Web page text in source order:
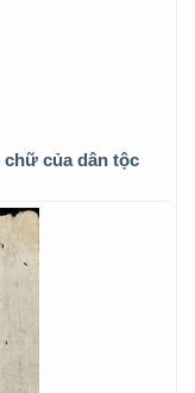
chữ của dân tộc